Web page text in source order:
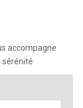
accompagne
sérénité